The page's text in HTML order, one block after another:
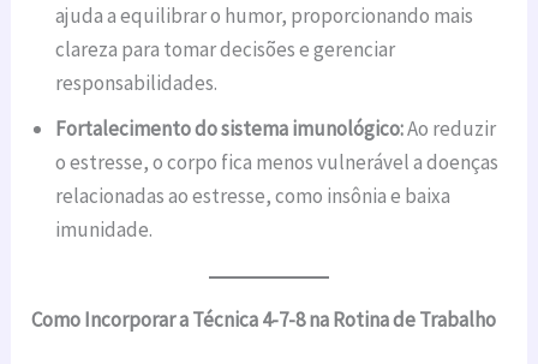
ajuda a equilibrar o humor, proporcionando mais
clareza para tomar decisões e gerenciar
responsabilidades.
Fortalecimento do sistema imunológico:Ao reduzir
o estresse, o corpo fica menos vulnerável a doenças
relacionadas ao estresse, como insônia e baixa
imunidade.
Como Incorporar a Técnica 4-7-8 na Rotina de Trabalho